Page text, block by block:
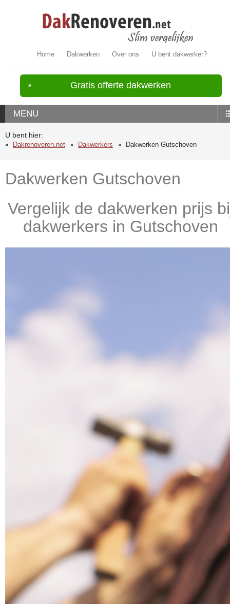
Home Dakwerken Over ons U bent dakwerker?
Gratis offerte dakwerken
MENU
U bent hier:
Dakrenoveren.net
Dakwerkers Dakwerken Gutschoven
Dakwerken Gutschoven
Vergelijk de dakwerken prijs
dakwerkers in Gutschoven